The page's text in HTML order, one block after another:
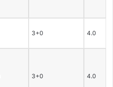
3+0 4.0
3+0 4.0